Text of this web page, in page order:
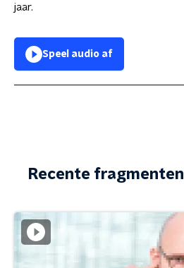
jaar.
Speel audio af
Recente fragmenten